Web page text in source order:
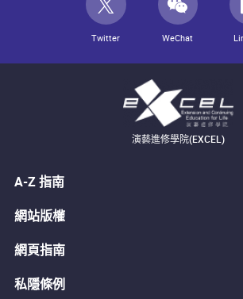
Twitter WeChat
演藝進修學院(EXCEL)
A-Z 指南
網站版權
網頁指南
私隱條例